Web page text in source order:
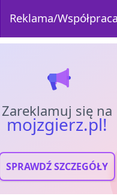
Reklama/Współpraca
Zareklamuj się na
mojzgierz.pl!
SPRAWDŹ SZCZEGÓŁY